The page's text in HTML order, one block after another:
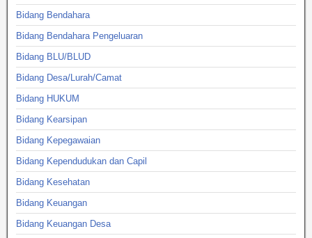
Bidang Bendahara
Bidang Bendahara Pengeluaran
Bidang BLU/BLUD
Bidang Desa/Lurah/Camat
Bidang HUKUM
Bidang Kearsipan
Bidang Kepegawaian
Bidang Kependudukan dan Capil
Bidang Kesehatan
Bidang Keuangan
Bidang Keuangan Desa